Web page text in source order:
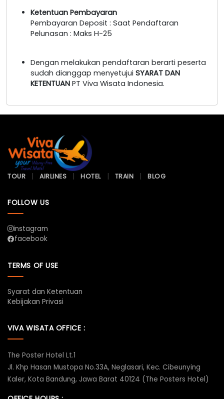
Ketentuan Pembayaran
Pembayaran Deposit : Saat Pendaftaran
Pelunasan : Maks H-25
Dengan melakukan pendaftaran berarti peserta
sudah dianggap menyetujui SYARAT DAN
KETENTUAN PT Viva Wisata Indonesia.
TOUR AIRLINES HOTEL TRAIN BLOG
FOLLOW US
instagram
facebook
TERMS OF USE
Syarat dan Ketentuan
Kebijakan Privasi
VIVA WISATA OFFICE :
The Poster Hotel Lt.1
Jl. Khp Hasan Mustopa No.33A, Neglasari, Kec. Cibeunying
Kaler, Kota Bandung, Jawa Barat 40124 (The Posters Hotel)